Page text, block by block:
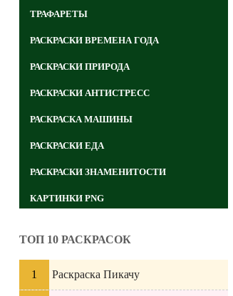
ТРАФАРЕТЫ
РАСКРАСКИ ВРЕМЕНА ГОДА
РАСКРАСКИ ПРИРОДА
РАСКРАСКИ АНТИСТРЕСС
РАСКРАСКА МАШИНЫ
РАСКРАСКИ ЕДА
РАСКРАСКИ ЗНАМЕНИТОСТИ
КАРТИНКИ PNG
ТОП 10 РАСКРАСОК
Раскраска Пикачу